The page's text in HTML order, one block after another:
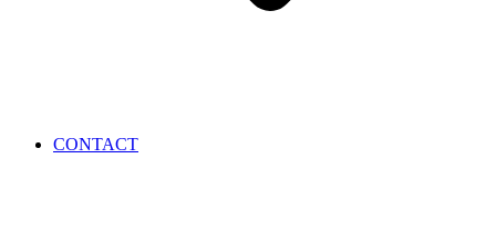
CONTACT